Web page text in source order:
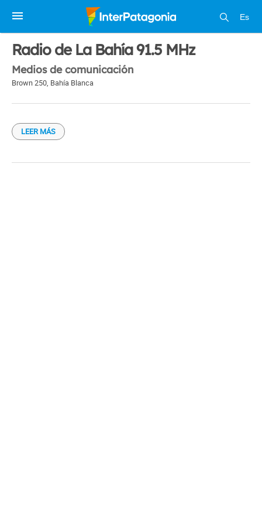
Es
1 / 1
Radio de La Bahía 91.5 MHz
Medios de comunicación
Brown 250, Bahía Blanca
LEER MÁS